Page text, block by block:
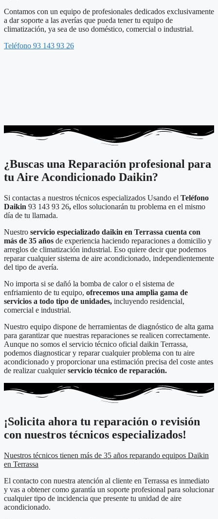
Contamos con un equipo de profesionales dedicados exclusivamente
a dar soporte a las averías que pueda tener tu equipo de
climatización, ya sea de uso doméstico, comercial o industrial.
Teléfono 93 143 93 26
¿Buscas una Reparación profesional para
tu Aire Acondicionado Daikin?
Si contactas a nuestros técnicos especializados Usando el Teléfono
Daikin 93 143 93 26, ellos solucionarán tu problema en el mismo
día de tu llamada.
Nuestro servicio especializado daikin en Terrassa cuenta con
más de 35 años de experiencia haciendo reparaciones a domicilio y
arreglos de climatización industrial. Eso quiere decir que podemos
reparar cualquier sistema de aire acondicionado, independientemente
del tipo de avería.
No importa si se dañó la bomba de calor o el sistema de
enfriamiento de tu equipo, ofrecemos una amplia gama de
servicios a todo tipo de unidades, incluyendo residencial,
comercial e industrial.
Nuestro equipo dispone de herramientas de diagnóstico de alta gama
para garantizar que nuestras reparaciones se realicen correctamente.
Aunque no somos el servicio técnico oficial daikin Terrassa,
podemos diagnosticar y reparar cualquier problema con tu aire
acondicionado y proporcionar una estimación precisa del coste antes
de realizar cualquierservicio técnico de reparación.
¡Solicita ahora tu reparación o revisión
con nuestros técnicos especializados!
Nuestros técnicos tienen más de 35 años reparando equipos Daikin
en Terrassa
El contacto con nuestra atención al cliente en Terrassa es inmediato
y vas a obtener como garantía un soporte profesional para solucionar
cualquier tipo de incidencia que presente tu unidad de aire
acondicionado.